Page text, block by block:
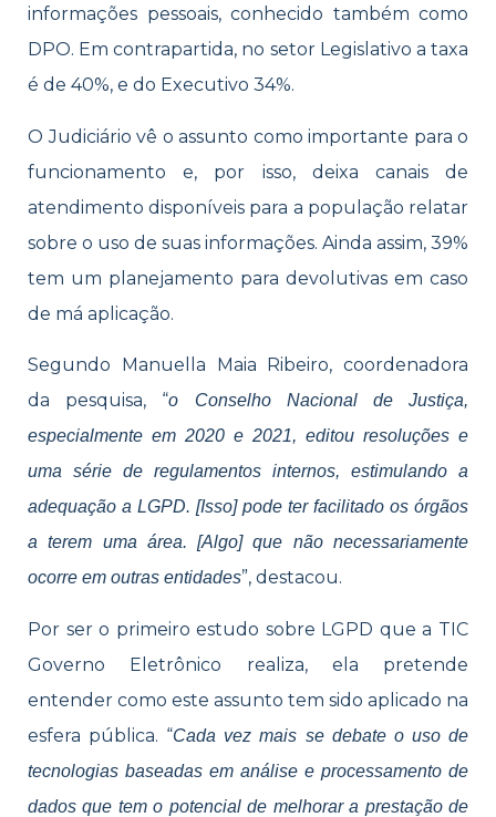
informações pessoais, conhecido também como
DPO. Em contrapartida, no setor Legislativo a taxa
é de 40%, e do Executivo 34%.
O Judiciário vê o assunto como importante para o
funcionamento e, por isso, deixa canais de
atendimento disponíveis para a população relatar
sobre o uso de suas informações. Ainda assim, 39%
tem um planejamento para devolutivas em caso
de má aplicação.
Segundo Manuella Maia Ribeiro, coordenadora
da pesquisa, “o Conselho Nacional de Justiça,
especialmente em 2020 e 2021, editou resoluções e
uma série de regulamentos internos, estimulando a
adequação a LGPD. [Isso] pode ter facilitado os órgãos
a terem uma área. [Algo] que não necessariamente
ocorre em outras entidades”, destacou.
Por ser o primeiro estudo sobre LGPD que a TIC
Governo Eletrônico realiza, ela pretende
entender como este assunto tem sido aplicado na
esfera pública. “Cada vez mais se debate o uso de
tecnologias baseadas em análise e processamento de
dados que tem o potencial de melhorar a prestação de